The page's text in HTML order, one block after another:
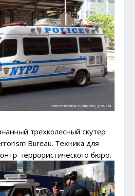
трехколесный скутер
Bureau. Техника для
террористического бюро.